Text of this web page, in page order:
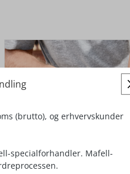
(brutto), og erhvervskunder
specialforhandler. Mafell-